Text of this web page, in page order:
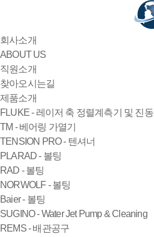
회사소개
ABOUT US
직원소개
찾아오시는길
제품소개
FLUKE - 레이저 축 정렬계측기 및 진동
TM - 베어링 가열기
TENSION PRO - 텐셔너
PLARAD - 볼팅
RAD - 볼팅
NORWOLF - 볼팅
Baier - 볼팅
SUGINO - Water Jet Pump & Cleaning
REMS - 배관공구